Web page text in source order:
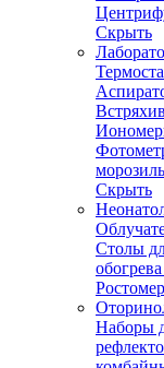
Все
покупки
одном
месте
Личный
менеджер
Отслеживание
статуса
заказа
Скрыть
Скрыть
Столы
Наборы